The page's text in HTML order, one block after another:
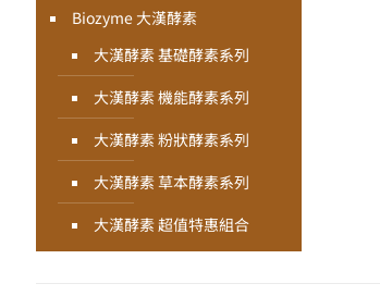
Biozyme 大漢酵素
大漢酵素 基礎酵素系列
大漢酵素 機能酵素系列
大漢酵素 粉狀酵素系列
大漢酵素 草本酵素系列
大漢酵素 超值特惠組合